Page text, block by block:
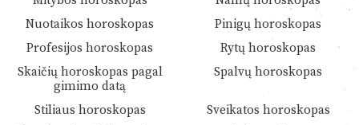
Nuotaikos horoskopas
Pinigų horoskopas
Profesijos horoskopas
Rytų horoskopas
Skaičių horoskopas pagal
gimimo datą
Spalvų horoskopas
Stiliaus horoskopas
Sveikatos horoskopas